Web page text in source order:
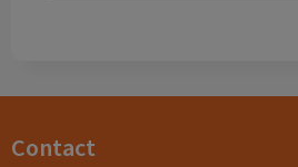
Contact